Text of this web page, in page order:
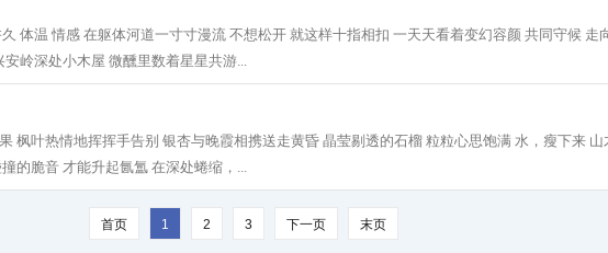
体温 情感 在躯体河道一寸寸漫流 不想松开 就这样十指相扣 一天天看着变幻容颜 共同守候 走
岭深处小木屋 微醺里数着星星共游...
枫叶热情地挥挥手告别 银杏与晚霞相携送走黄昏 晶莹剔透的石榴 粒粒心思饱满 水，瘦下来 山
的脆音 才能升起氤氲 在深处蜷缩，...
首页 1 2 3 下一页 末页